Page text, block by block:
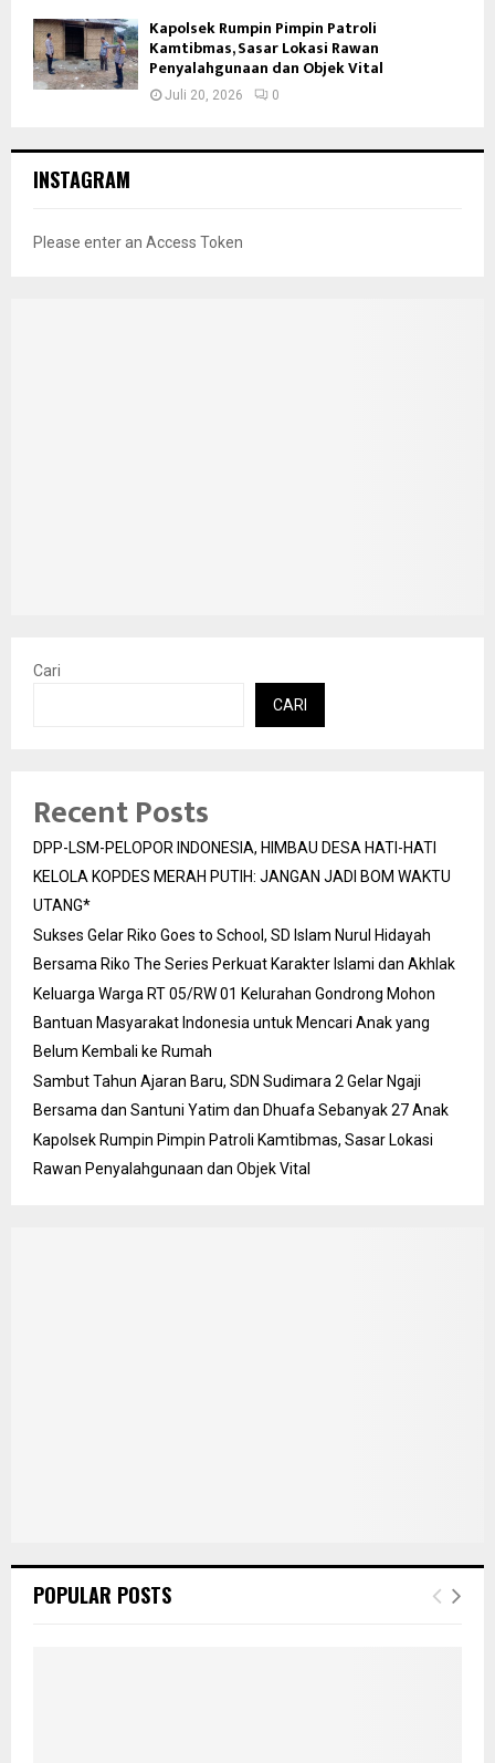
Kapolsek Rumpin Pimpin Patroli
Kamtibmas, Sasar Lokasi Rawan
Penyalahgunaan dan Objek Vital
Juli 20, 2026 0
INSTAGRAM
Please enter an Access Token
Cari
CARI
Recent Posts
DPP-LSM-PELOPOR INDONESIA, HIMBAU DESA HATI-HATI
KELOLA KOPDES MERAH PUTIH: JANGAN JADI BOM WAKTU
UTANG*
Sukses Gelar Riko Goes to School, SD Islam Nurul Hidayah
Bersama Riko The Series Perkuat Karakter Islami dan Akhlak
Keluarga Warga RT 05/RW 01 Kelurahan Gondrong Mohon
Bantuan Masyarakat Indonesia untuk Mencari Anak yang
Belum Kembali ke Rumah
Sambut Tahun Ajaran Baru, SDN Sudimara 2 Gelar Ngaji
Bersama dan Santuni Yatim dan Dhuafa Sebanyak 27 Anak
Kapolsek Rumpin Pimpin Patroli Kamtibmas, Sasar Lokasi
Rawan Penyalahgunaan dan Objek Vital
POPULAR POSTS